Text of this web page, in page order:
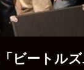
ビートル